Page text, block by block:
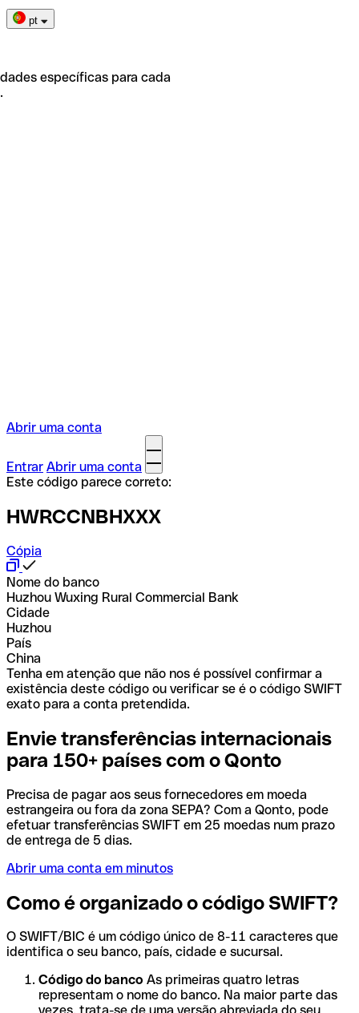
pt
específicas para cada
Abrir uma conta
Entrar Abrir uma conta
Este código parece correto:
HWRCCNBHXXX
Cópia
Nome do banco
Huzhou Wuxing Rural Commercial Bank
Cidade
Huzhou
País
China
Tenha em atenção que não nos é possível confirmar a
existência deste código ou verificar se é o código SWIFT
exato para a conta pretendida.
Envie transferências internacionais
para 150+ países com o Qonto
Precisa de pagar aos seus fornecedores em moeda
estrangeira ou fora da zona SEPA? Com a Qonto, pode
efetuar transferências SWIFT em 25 moedas num prazo
de entrega de 5 dias.
Abrir uma conta em minutos
Como é organizado o código SWIFT?
O SWIFT/BIC é um código único de 8-11 caracteres que
identifica o seu banco, país, cidade e sucursal.
Código do banco As primeiras quatro letras
representam o nome do banco. Na maior parte das